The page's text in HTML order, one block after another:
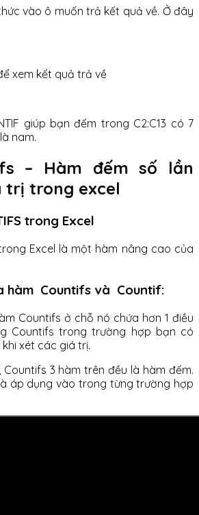
vào ô muốn trả kết quả về. Ở đây
xem kết quả trả về
giúp bạn đếm trong C2:C13 có 7
nam.
– Hàm đếm số lần
trị trong excel
trong Excel
Excel là một hàm nâng cao của
hàm Countifs và Countif:
Countifs ở chỗ nó chứa hơn 1 điều
Countifs trong trường hợp bạn có
khi xét các giá trị.
Countifs 3 hàm trên đều là hàm đếm.
áp dụng vào trong từng trường hợp